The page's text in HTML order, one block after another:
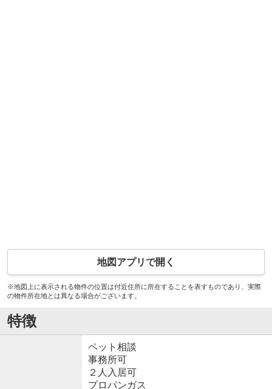
地図アプリで開く
※地図上に表示される物件の位置は付近住所に所在することを表すものであり、実際
の物件所在地とは異なる場合がございます。
特徴
ペット相談
事務所可
２人入居可
プロパンガス